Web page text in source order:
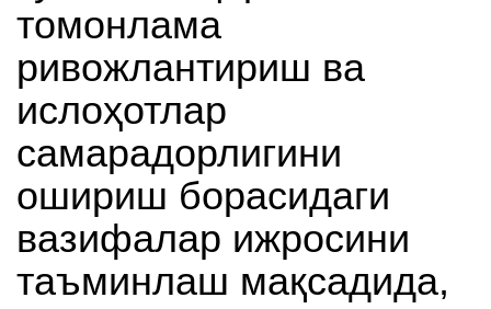
томонлама
ривожлантириш ва
ислоҳотлар
самарадорлигини
ошириш борасидаги
вазифалар ижросини
таъминлаш мақсадида,